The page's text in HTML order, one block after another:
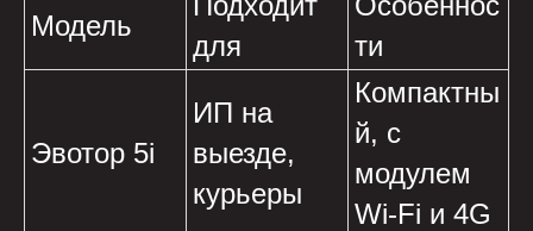
Модель
для
ти
Эвотор 5i
ИП на
выезде,
курьеры
Компактны
й, с
модулем
Wi-Fi и 4G